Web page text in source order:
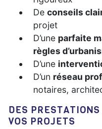
De conseils
projet
D’une parfaite
règles
D’une
D’un réseau
notaires,
DES PRESTATIONS ADAPTÉES À TOUS
VOS PROJETS